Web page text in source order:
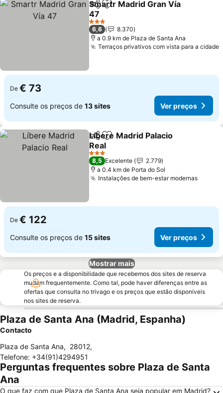
PartilharAdicionar aos favoritos
Smartr Madrid Gran Vía
47
3 Estrelas
6,6
8.370
a 0.9 km de Plaza de Santa Ana
Terraços privativos com vista para a cidade
De € 73
Consulte os preços de 13 sites Ver preços
PartilharAdicionar aos favoritos
Líbere Madrid Palacio
Real
3 Estrelas
8,5 Excelente
2.779
a 0.4 km de Porta do Sol
Instalações de bem-estar modernas
De € 122
Consulte os preços de 15 sites Ver preços
Mostrar mais
Os preços e a disponibilidade que recebemos dos sites de reserva
mudam frequentemente. Como tal, pode haver diferenças entre as
ofertas que consulta no trivago e os preços que estão disponíveis
nos sites de reserva.
Plaza de Santa Ana (Madrid, Espanha)
Contacto
Plaza de Santa Ana, 28012,
Telefone: +34(91)4294951
Perguntas frequentes sobre Plaza de Santa
Ana
O que faz com que Plaza de Santa Ana seja popular em Madrid?